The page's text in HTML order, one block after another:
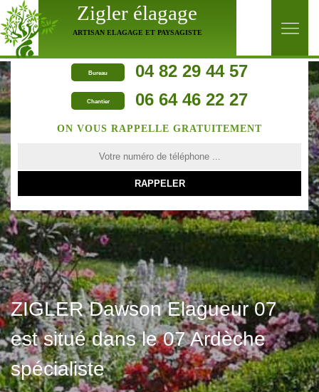
Zigler élagage
ARTISAN ELAGAGE ET PAYSAGISTE
Bureau 04 82 29 44 57
Chantier 06 64 46 22 27
ZIGLER Dawson Elagueur 07
est situé dans le 07 Ardèche
spécialiste
ON VOUS RAPPELLE GRATUITEMENT